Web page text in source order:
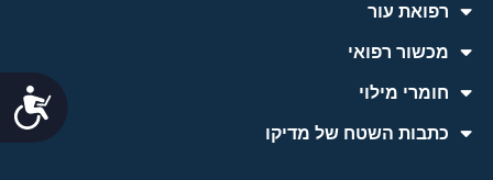
רפואת עור
מכשור רפואי
חומרי מילוי
כתבות השטח של מדיקו